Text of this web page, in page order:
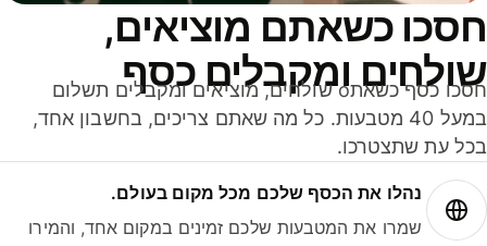
כשאתם מוציאים,
ומקבלים כסף
חסכו כסף כשאתo שולחים, מוציאים ומקבלים תשלום
במעל 40 מטבעות. כל מה שאתם צריכים, בחשבון אחד,
עת שתצטרכו.
נהלו את הכסף שלכם מכל מקום בעולם.
שמרו את המטבעות שלכם זמינים במקום אחד, והמירו